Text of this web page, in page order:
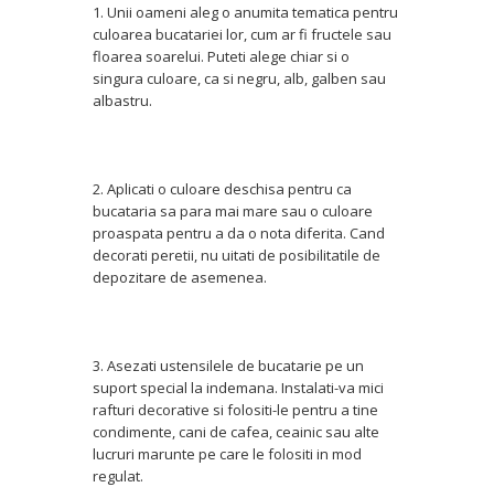
1. Unii oameni aleg o anumita tematica pentru
culoarea bucatariei lor, cum ar fi fructele sau
floarea soarelui. Puteti alege chiar si o
singura culoare, ca si negru, alb, galben sau
albastru.
2. Aplicati o culoare deschisa pentru ca
bucataria sa para mai mare sau o culoare
proaspata pentru a da o nota diferita. Cand
decorati peretii, nu uitati de posibilitatile de
depozitare de asemenea.
3. Asezati ustensilele de bucatarie pe un
suport special la indemana. Instalati-va mici
rafturi decorative si folositi-le pentru a tine
condimente, cani de cafea, ceainic sau alte
lucruri marunte pe care le folositi in mod
regulat.